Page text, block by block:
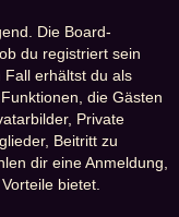
Die Board-
du registriert sein
Fall erhältst du als
die Gästen
Private
Beitritt zu
dir eine Anmeldung,
bietet.